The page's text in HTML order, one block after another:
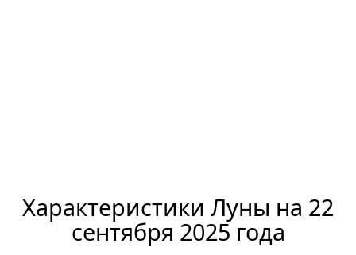
Характеристики Луны на 22
сентября 2025 года